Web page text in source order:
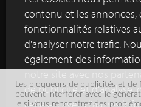
joint:
Sélectionner
6
mm
contenu et les annonces,
fonctionnalités relatives
d'analyser notre trafic.
également des
de publicité et d'analyse,
Les bloqueurs de publicités et de
peuvent interférer avec le
le si vous rencontrez des